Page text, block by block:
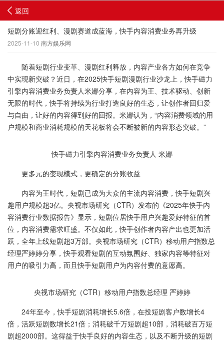
返回
短剧分账迎红利、漫剧赛道成蓝海，快手内容消费业务再升级
2025-11-10 南方娱乐网
随着短剧行业变革、漫剧红利释放，内容产业各方如何在竞争
中实现新突破？近日，在2025快手短剧漫剧行业沙龙上，快手磁力
引擎内容消费业务负责人米娜分享，在内容为王、技术驱动、创新
无限的时代，快手将持续为行业打造良好的生态，让创作者回归爱
与自由，让好的内容得到好的回报。米娜认为，“内容消费领域的用
户规模和商业消耗规模的天花板将会不断被新的内容形态突破。”
快手磁力引擎内容消费业务负责人 米娜
更多元的变现模式，更确定的分账收益
内容为王时代，短剧已成为大众的主流内容消费，快手短剧兴
趣用户规模超3亿。央视市场研究（CTR）发布的《2025年快手内
容消费行业数据报告》显示，短剧位居快手用户兴趣爱好特征的首
位，内容消费需求旺盛。不仅如此，快手创作者内容产出也更加活
跃，全年上线短剧超3万部。央视市场研究（CTR）移动用户指数总
经理严婷婷分享，快手观看短剧的互动氛围好、独家内容等特征对
用户的吸引力高，而且快手短剧用户为内容付费的意愿高。
央视市场研究（CTR）移动用户指数总经理 严婷婷
24年至今，快手短剧消耗增长5.6倍，在投短剧客户数增长4
倍，活跃短剧数增长21倍；消耗破千万短剧超10部，消耗破百万短
剧超2000部。这得益于快手良好的内容生态，以及不断升级的短剧